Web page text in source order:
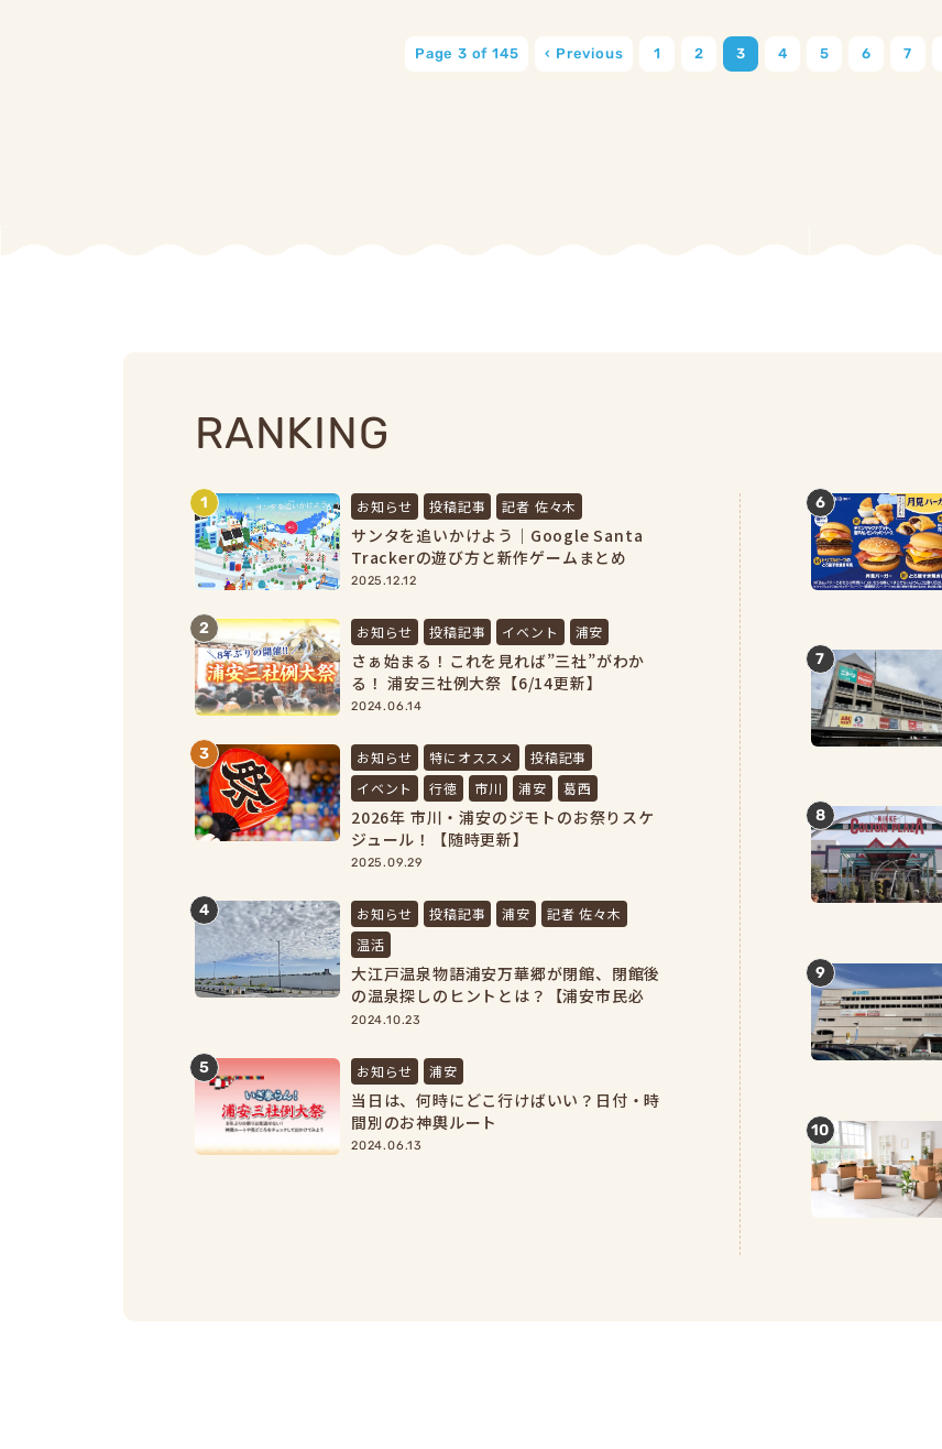
Page 3 of 145 ‹ Previous 1 2 3 4 5 6 7
RANKING
1 お知らせ 投稿記事 記者 佐々木
サンタを追いかけよう｜Google Santa
Trackerの遊び方と新作ゲームまとめ
【2025最新】
2025.12.12
2 お知らせ 投稿記事 イベント 浦安
さぁ始まる！これを見れば”三社”がわか
る！ 浦安三社例大祭【6/14更新】
2024.06.14
3 お知らせ 特にオススメ
投稿記事
イベント
行徳 市川 浦安 葛西
2026年 市川・浦安のジモトのお祭りスケ
ジュール！【随時更新】
2025.09.29
4 お知らせ 投稿記事 浦安
記者 佐々木
温活
大江戸温泉物語浦安万華郷が閉館、閉館後
の温泉探しのヒントとは？【浦安市民必
見！】
2024.10.23
5 お知らせ 浦安
当日は、何時にどこ行けばいい？日付・時
間別のお神輿ルート
2024.06.13
6
7
8
9
10